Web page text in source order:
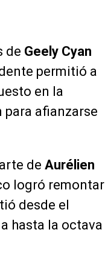
de Geely Cyan
permitió a
en la
afianzarse
de Aurélien
logró remontar
desde el
hasta la octava